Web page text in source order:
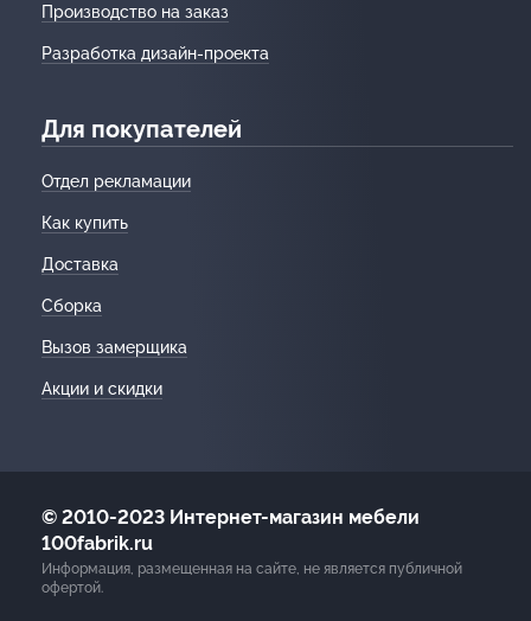
Производство на заказ
Разработка дизайн-проекта
Для покупателей
Отдел рекламации
Как купить
Доставка
Сборка
Вызов замерщика
Акции и скидки
© 2010-2023 Интернет-магазин мебели
100fabrik.ru
Информация, размещенная на сайте, не является публичной
офертой.